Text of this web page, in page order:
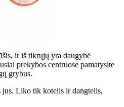
ir iš tikrųjų yra daugybė
prekybos centruose pamatysite
grybus.
jus. Liko tik kotelis ir dangtelis,